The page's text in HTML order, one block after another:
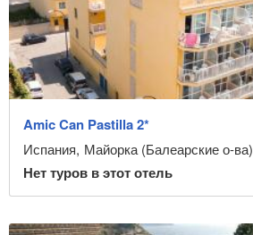
Amic Can Pastilla 2*
Испания, Майорка (Балеарские о-ва)
Нет туров в этот отель